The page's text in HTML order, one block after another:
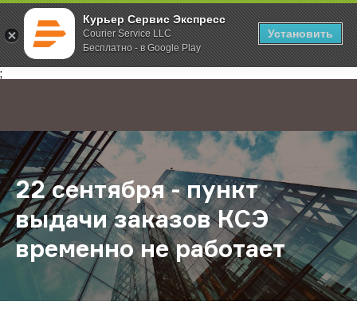
Курьер Сервис Экспресс
Courier Service LLC
Бесплатно - в Google Play
Установить
;
Главная О компании Новости 22 сентября - пункт выдачи
22 сентября - пункт
выдачи заказов КСЭ
временно не работает